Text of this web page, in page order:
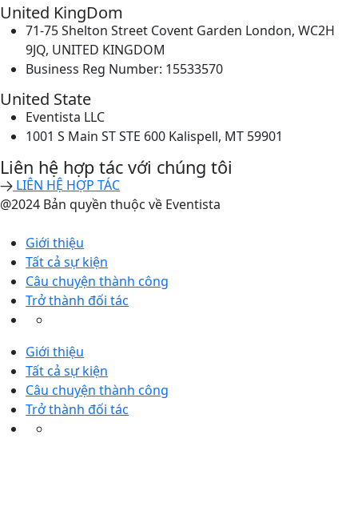
United KingDom
71-75 Shelton Street Covent Garden London, WC2H
9JQ, UNITED KINGDOM
Business Reg Number: 15533570
United State
Eventista LLC
1001 S Main ST STE 600 Kalispell, MT 59901
Liên hệ hợp tác với chúng tôi
LIÊN HỆ HỢP TÁC
@2024 Bản quyền thuộc về Eventista
Giới thiệu
Tất cả sự kiện
Câu chuyện thành công
Trở thành đối tác
Giới thiệu
Tất cả sự kiện
Câu chuyện thành công
Trở thành đối tác